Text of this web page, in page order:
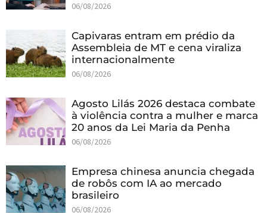
06/08/2026
Capivaras entram em prédio da
Assembleia de MT e cena viraliza
internacionalmente
06/08/2026
Agosto Lilás 2026 destaca combate
à violência contra a mulher e marca
20 anos da Lei Maria da Penha
06/08/2026
Empresa chinesa anuncia chegada
de robôs com IA ao mercado
brasileiro
06/08/2026